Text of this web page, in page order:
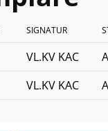
SIGNATUR
VL.KV KAC
VL.KV KAC